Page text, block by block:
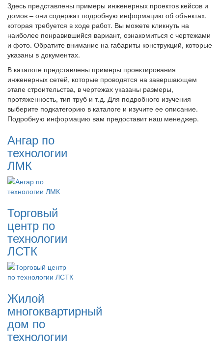
Здесь представлены примеры инженерных проектов кейсов и
домов – они содержат подробную информацию об объектах,
которая требуется в ходе работ. Вы можете кликнуть на
наиболее понравившийся вариант, ознакомиться с чертежами
и фото. Обратите внимание на габариты конструкций, которые
указаны в документах.
В каталоге представлены примеры проектирования
инженерных сетей, которые проводятся на завершающем
этапе строительства, в чертежах указаны размеры,
протяженность, тип труб и т.д. Для подробного изучения
выберите подкатегорию в каталоге и изучите ее описание.
Подробную информацию вам предоставит наш менеджер.
Ангар по
технологии
ЛМК
Торговый
центр по
технологии
ЛСТК
Жилой
многоквартирный
дом по
технологии